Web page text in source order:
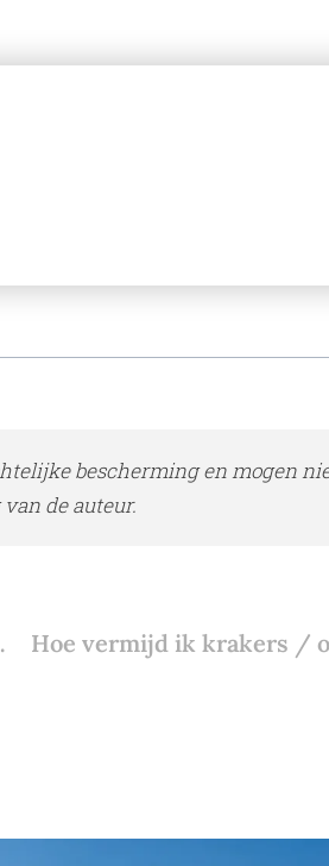
bescherming en mogen
de auteur.
Spanje Hoe vermijd ik krakers /